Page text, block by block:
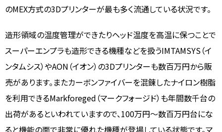
のMEX方式の3Dプリンターが最も多く流通している状況です。
造形領域の温度管理ができたりヘッド温度を高温に保つことで
スーパーエンプラも造形できる機種などを扱うIMTAMSYS（イ
ンタムシス）やAON（イオン）の3Dプリンターも数百万円から販
売があります。またカーボンファイバーを混錬したナイロン樹脂
を利用できるMarkforeged（マークフォージド）も年間数千台の
出荷があるといわれていますので、100万円～数百万円台にな